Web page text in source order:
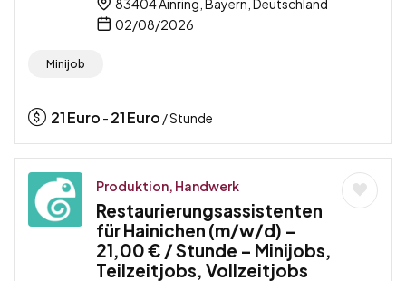
83404 Ainring, Bayern, Deutschland
02/08/2026
Minijob
21Euro - 21Euro / Stunde
Produktion, Handwerk
Restaurierungsassistenten
für Hainichen (m/w/d) –
21,00 € / Stunde – Minijobs,
Teilzeitjobs, Vollzeitjobs